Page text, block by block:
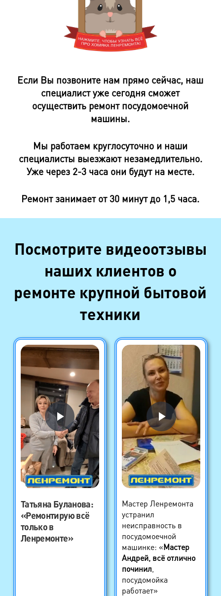
Если Вы позвоните нам прямо сейчас, наш
специалист уже сегодня сможет
осуществить ремонт посудомоечной
машины.
Мы работаем круглосуточно и наши
специалисты выезжают незамедлительно.
Уже через 2-3 часа они будут на месте.
Ремонт занимает от 30 минут до 1,5 часа.
Посмотрите видеоотзывы
наших клиентов о
ремонте крупной бытовой
техники
Татьяна Буланова:
«Ремонтирую всё
только в
Ленремонте»
Мастер Ленремонта
устранил
неисправность в
посудомоечной
машинке: «Мастер
Андрей, всё отлично
починил
посудомойка
работает»